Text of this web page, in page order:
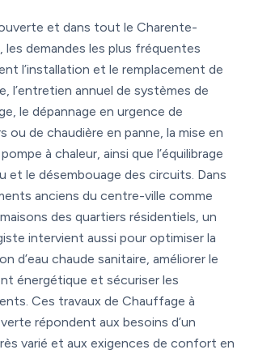
et dans tout le Charente-
les demandes les plus fréquentes
l’installation et le remplacement de
l’entretien annuel de systèmes de
le dépannage en urgence de
ou de chaudière en panne, la mise en
à chaleur, ainsi que l’équilibrage
et le désembouage des circuits. Dans
anciens du centre-ville comme
des quartiers résidentiels, un
intervient aussi pour optimiser la
d’eau chaude sanitaire, améliorer le
énergétique et sécuriser les
Ces travaux de Chauffage à
répondent aux besoins d’un
varié et aux exigences de confort en